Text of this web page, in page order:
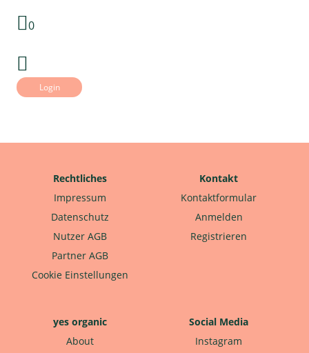
0
Login
Rechtliches
Impressum
Datenschutz
Nutzer AGB
Partner AGB
Cookie Einstellungen
Kontakt
Kontaktformular
Anmelden
Registrieren
yes organic
About
Social Media
Instagram